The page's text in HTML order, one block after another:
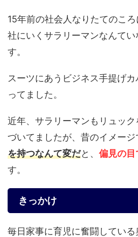
15年前の社会人なりたてのこ
社にいくサラリーマンなんてい
す。
スーツにあうビジネス手提げ
ってました。
近年、サラリーマンもリュッ
づいてましたが、昔のイメージ
を持つなんて変だと、 偏見の目
す。
きっかけ
毎日家事に育児に奮闘している